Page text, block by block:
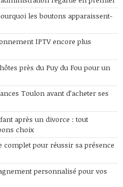
les boutons apparaissent-
IPTV encore plus
près du Puy du Fou pour un
Toulon avant d’acheter ses
après un divorce : tout
choix
complet pour réussir sa présence
personnalisé pour vos